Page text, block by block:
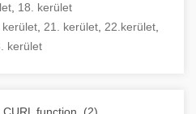
Hosszú távú
és folyamatos műszaki
az Ön nyugalmát és
18. kerület
kerület 21. kerület 22.kerület
kerület